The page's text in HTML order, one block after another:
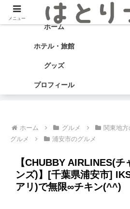
旅する食いしん坊♡ はとサブ子の国
ホーム
ホテル・旅館
グッズ
プロフィール
ホーム グルメ 関東地方
グルメ
浦安市のグルメ
【CHUBBY AIRLINES(チ
ンズ)】[千葉県浦安市]
アリ)で無限∞チキン(^^)
メニュー